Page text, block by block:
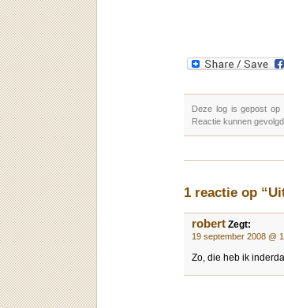
Deze log is gepost op
Reactie kunnen
1 reactie op
robert Zegt:
19 september 2008 @
Zo, die heb ik